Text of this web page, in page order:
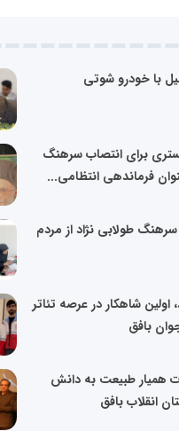
با خودرو شوتی
برای انتصاب سرهنگ
فرماندهی انتظامی...
طولابی نژاد از مردم
اولین شاهکار در عرصه تئاتر
بافق
همیار طبیعت به دانش
انقلاب بافق